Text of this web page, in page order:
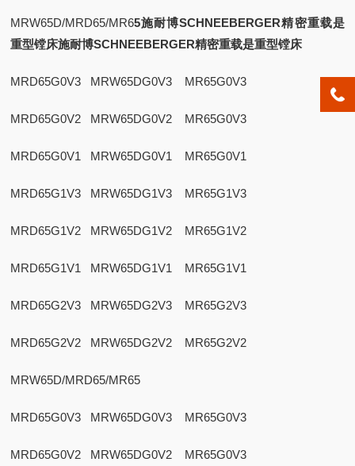
MRW65D/MRD65/MR65施耐博SCHNEEBERGER精密重载是
重型镗床施耐博SCHNEEBERGER精密重载是重型镗床
MRD65G0V3 MRW65DG0V3 MR65G0V3
MRD65G0V2 MRW65DG0V2 MR65G0V3
MRD65G0V1 MRW65DG0V1 MR65G0V1
MRD65G1V3 MRW65DG1V3 MR65G1V3
MRD65G1V2 MRW65DG1V2 MR65G1V2
MRD65G1V1 MRW65DG1V1 MR65G1V1
MRD65G2V3 MRW65DG2V3 MR65G2V3
MRD65G2V2 MRW65DG2V2 MR65G2V2
MRW65D/MRD65/MR65
MRD65G0V3 MRW65DG0V3 MR65G0V3
MRD65G0V2 MRW65DG0V2 MR65G0V3